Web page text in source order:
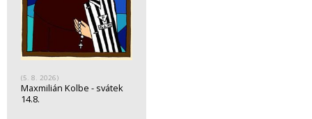
(5. 8. 2026)
Maxmilián Kolbe - svátek
14.8.